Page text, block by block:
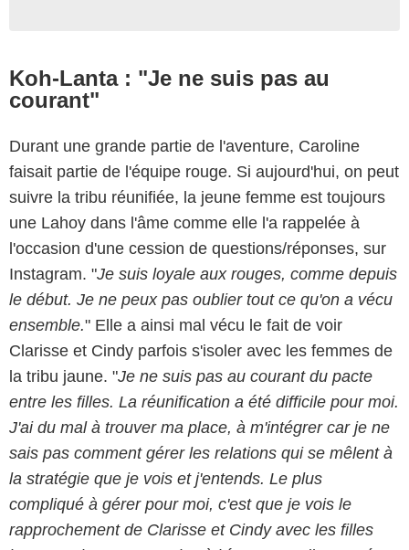
Koh-Lanta : "Je ne suis pas au
courant"
Durant une grande partie de l'aventure, Caroline
faisait partie de l'équipe rouge. Si aujourd'hui, on peut
suivre la tribu réunifiée, la jeune femme est toujours
une Lahoy dans l'âme comme elle l'a rappelée à
l'occasion d'une cession de questions/réponses, sur
Instagram. "Je suis loyale aux rouges, comme depuis
le début. Je ne peux pas oublier tout ce qu'on a vécu
ensemble." Elle a ainsi mal vécu le fait de voir
Clarisse et Cindy parfois s'isoler avec les femmes de
la tribu jaune. "Je ne suis pas au courant du pacte
entre les filles. La réunification a été difficile pour moi.
J'ai du mal à trouver ma place, à m'intégrer car je ne
sais pas comment gérer les relations qui se mêlent à
la stratégie que je vois et j'entends. Le plus
compliqué à gérer pour moi, c'est que je vois le
rapprochement de Clarisse et Cindy avec les filles